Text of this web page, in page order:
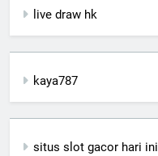
live draw hk
kaya787
situs slot gacor hari ini